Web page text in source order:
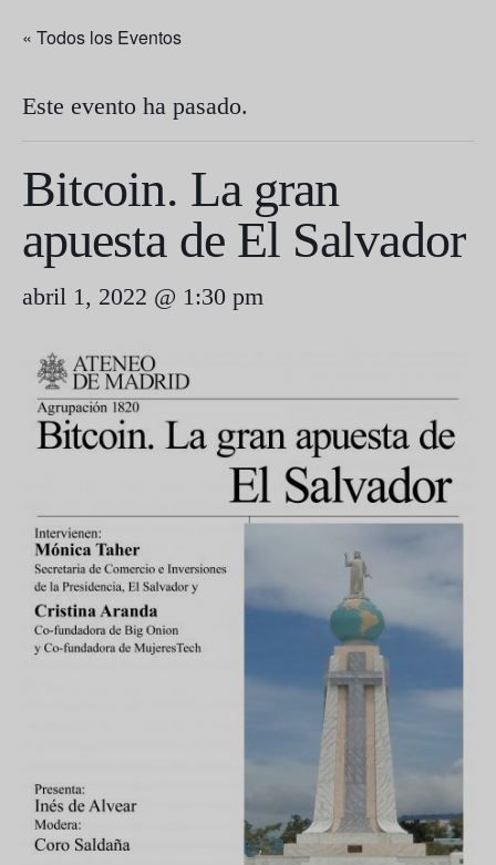
« Todos los Eventos
Este evento ha pasado.
Bitcoin. La gran
apuesta de El Salvador
abril 1, 2022 @ 1:30 pm